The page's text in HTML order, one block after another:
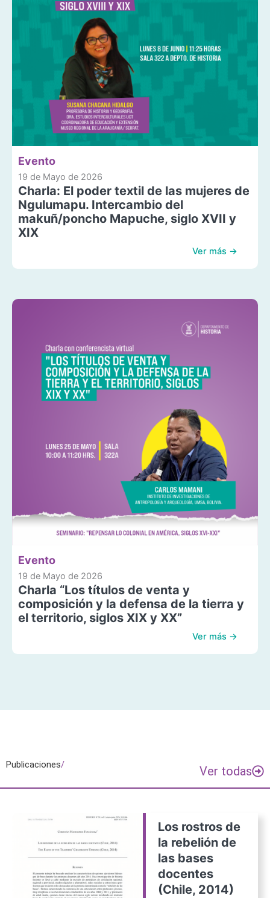
Evento
19 de Mayo de 2026
Charla: El poder textil de las mujeres de
Ngulumapu. Intercambio del
makuñ/poncho Mapuche, siglo XVII y
XIX
Ver más →
Evento
19 de Mayo de 2026
Charla “Los títulos de venta y
composición y la defensa de la tierra y
el territorio, siglos XIX y XX”
Ver más →
Publicaciones/ Ver todas
Los rostros de
la rebelión de
las bases
docentes
(Chile, 2014)